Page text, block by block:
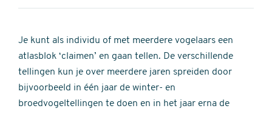
Je kunt als individu of met meerdere vogelaars een
atlasblok ‘claimen’ en gaan tellen. De verschillende
tellingen kun je over meerdere jaren spreiden door
bijvoorbeeld in één jaar de winter- en
broedvogeltellingen te doen en in het jaar erna de